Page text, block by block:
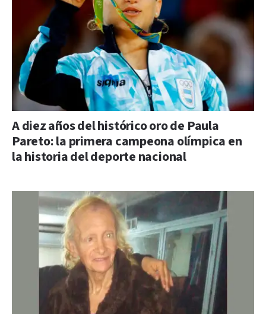
A diez años del histórico oro de Paula
Pareto: la primera campeona olímpica en
la historia del deporte nacional